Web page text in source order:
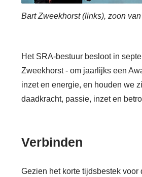
Bart Zweekhorst (links), zoon
Het SRA-bestuur besloot in
Zweekhorst - om jaarlijks een
inzet en energie, en houden we
daadkracht, passie, inzet en
Verbinden
Gezien het korte tijdsbestek